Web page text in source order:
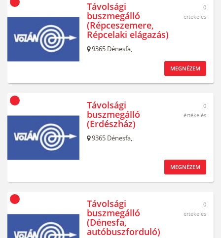
Távolsági
buszmegálló
(Répceszemere,
Répcelaki elágazás)
9365 Dénesfa,
0
értékelés
MEGNÉZEM
Távolsági
buszmegálló
(Erdészház)
9365 Dénesfa,
0
értékelés
MEGNÉZEM
Távolsági
buszmegálló
(Dénesfa,
autóbuszforduló)
0
értékelés